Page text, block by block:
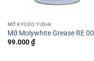
MỠ KYODO YUSHI
Mỡ Molywhite Grease RE 00
99.000₫